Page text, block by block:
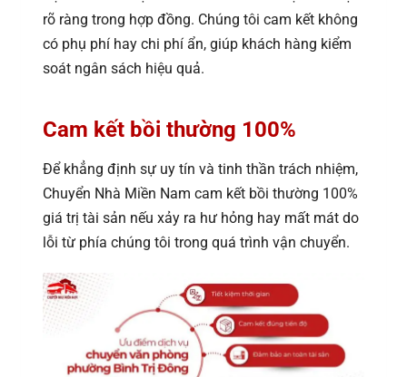
rõ ràng trong hợp đồng. Chúng tôi cam kết không
có phụ phí hay chi phí ẩn, giúp khách hàng kiểm
soát ngân sách hiệu quả.
Cam kết bồi thường 100%
Để khẳng định sự uy tín và tinh thần trách nhiệm,
Chuyển Nhà Miền Nam cam kết bồi thường 100%
giá trị tài sản nếu xảy ra hư hỏng hay mất mát do
lỗi từ phía chúng tôi trong quá trình vận chuyển.